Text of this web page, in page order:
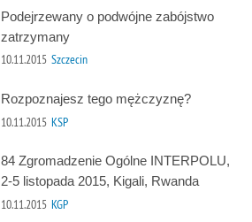
Podejrzewany o podwójne zabójstwo
zatrzymany
10.11.2015 Szczecin
Rozpoznajesz tego mężczyznę?
10.11.2015 KSP
84 Zgromadzenie Ogólne INTERPOLU,
2-5 listopada 2015, Kigali, Rwanda
10.11.2015 KGP